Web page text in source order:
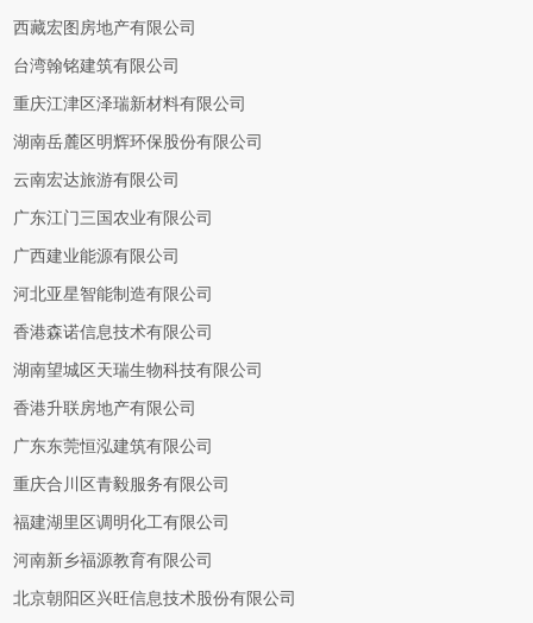
西藏宏图房地产有限公司
台湾翰铭建筑有限公司
重庆江津区泽瑞新材料有限公司
湖南岳麓区明辉环保股份有限公司
云南宏达旅游有限公司
广东江门三国农业有限公司
广西建业能源有限公司
河北亚星智能制造有限公司
香港森诺信息技术有限公司
湖南望城区天瑞生物科技有限公司
香港升联房地产有限公司
广东东莞恒泓建筑有限公司
重庆合川区青毅服务有限公司
福建湖里区调明化工有限公司
河南新乡福源教育有限公司
北京朝阳区兴旺信息技术股份有限公司